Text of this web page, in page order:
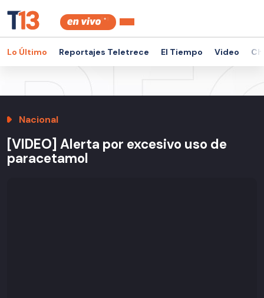
Lo Último Reportajes Teletrece El Tiempo Video
Nacional
[VIDEO] Alerta por excesivo uso de
paracetamol